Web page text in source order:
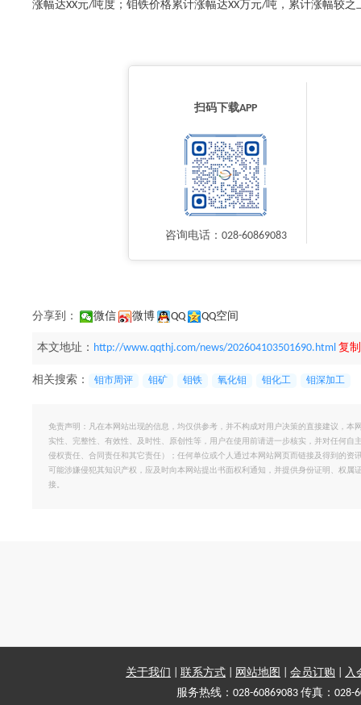
涨幅达XX元/吨度；钼铁价格累计涨幅达XX万元/吨，累计涨幅较之
扫码下载APP
咨询电话：028-60869083
分享到： 微信 微博 QQ QQ空间
本文地址： http://www.qqthj.com/news/202604103501690.html 复
相关搜索： 钼市周评 钼矿 钼铁 氧化钼 钼化工 钼深加工
免责声明：凡在本网站出现的信息，均仅供参考，并不构成对用户决策的直接建议，
实性、完整性、有效性、及时性、原创性等，用户在使用前请进一步核实，并对任何
侵权责任、合同责任和其它责任）；任何单位或个人通过本网站网页而链接及得到的
可能涉嫌侵犯其知识产权，应及时向本网站提出书面权利通知，并提供身份证明、权
接。
关于我们 联系方式 网站地图 会员订购
入
服务热线：028-60869083 传真：028-